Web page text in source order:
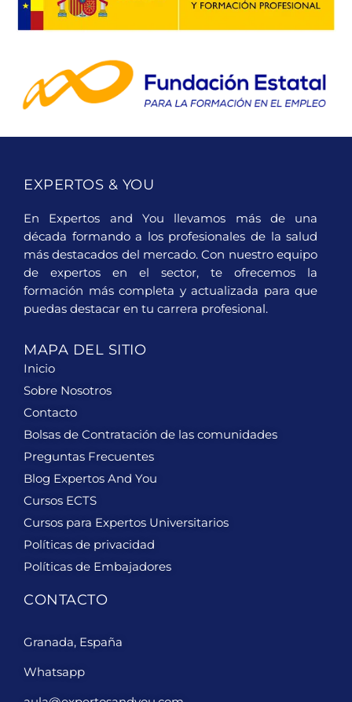
EXPERTOS & YOU
En Expertos and You llevamos más de una
década formando a los profesionales de la salud
más destacados del mercado. Con nuestro equipo
de expertos en el sector, te ofrecemos la
formación más completa y actualizada para que
puedas destacar en tu carrera profesional.
MAPA DEL SITIO
Inicio
Sobre Nosotros
Contacto
Bolsas de Contratación de las comunidades
Preguntas Frecuentes
Blog Expertos And You
Cursos ECTS
Cursos para Expertos Universitarios
Políticas de privacidad
Políticas de Embajadores
CONTACTO
Granada, España
Whatsapp